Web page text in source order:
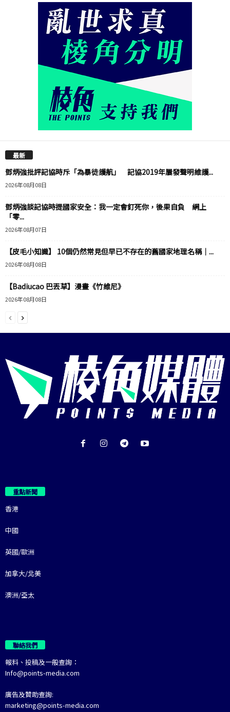
最新
鄧炳強批評記協時斥「為暴徒護航」 記協2019年屢發聲明維護...
2026年08月08日
鄧炳強談記協時提國家安全：我一定會釘死你，後果自負 網上
「零...
2026年08月07日
【皮毛小知識】 10個仍然常見但早已不存在的舊國家地理名稱｜...
2026年08月08日
【Badiucao 巴丟草】漫畫《竹維尼》
2026年08月08日
重點新聞
香港
中國
英國/歐洲
加拿大/北美
澳洲/亞太
聯絡我們
報料、投稿及一般查詢：
Info@points-media.com
廣告及贊助查詢:
marketing@points-media.com